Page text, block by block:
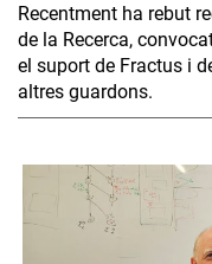
Recentment ha rebut
de la Recerca,
el suport de Fractus i
altres guardons.